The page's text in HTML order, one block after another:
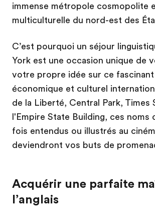
immense métropole cosmopolite
multiculturelle du nord-est des
C’est pourquoi un séjour
York est une occasion unique de
votre propre idée sur ce
économique et culturel
de la Liberté, Central Park, Times
l'Empire State Building, ces noms
fois entendus ou illustrés au
deviendront vos buts de
Acquérir une parfaite
l’anglais